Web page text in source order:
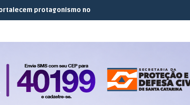
no campo em encontro do JEC Copercampos |